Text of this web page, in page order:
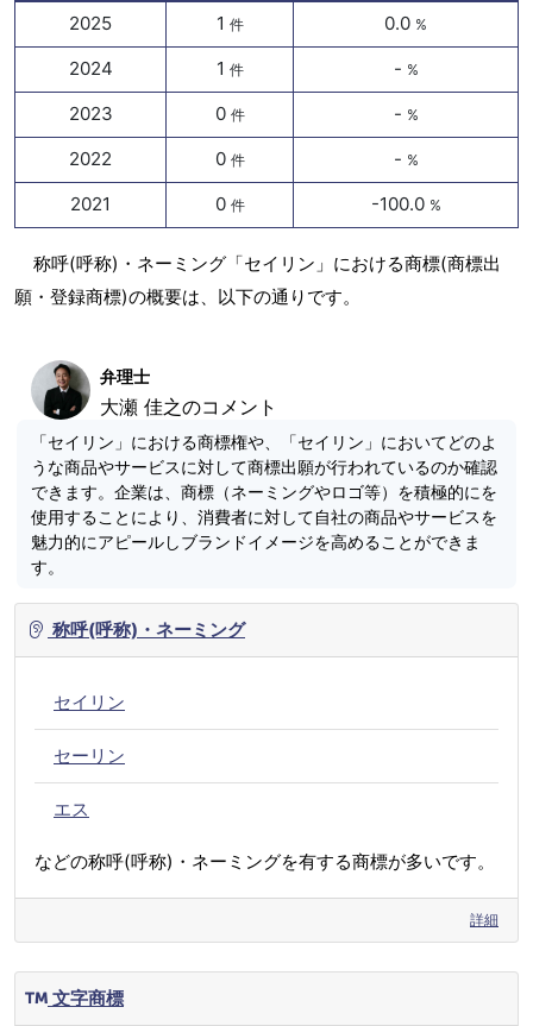
2025
1 件 0.0 %
2024 1 件 - %
2023 0 件 - %
2022 0 件 - %
2021 0 件 -100.0 %
称呼(呼称)・ネーミング「セイリン」における商標(商標出
願・登録商標)の概要は、以下の通りです。
弁理士
大瀬 佳之のコメント
「セイリン」における商標権や、「セイリン」においてどのよ
うな商品やサービスに対して商標出願が行われているのか確認
できます。企業は、商標（ネーミングやロゴ等）を積極的にを
使用することにより、消費者に対して自社の商品やサービスを
魅力的にアピールしブランドイメージを高めることができま
す。
称呼(呼称)・ネーミング
セイリン
セーリン
エス
などの称呼(呼称)・ネーミングを有する商標が多いです。
詳細
文字商標